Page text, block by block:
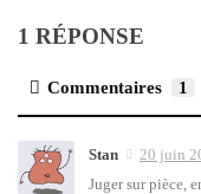
1 RÉPONSE
Commentaires 1
Stan
20 juin
Juger sur pièce,